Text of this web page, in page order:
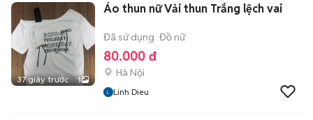
37 giây trước 1
Áo thun nữ Vải thun Trắng lệch vai
Đã sử dụng Đồ nữ
80.000 đ
Hà Nội
Linh Dieu